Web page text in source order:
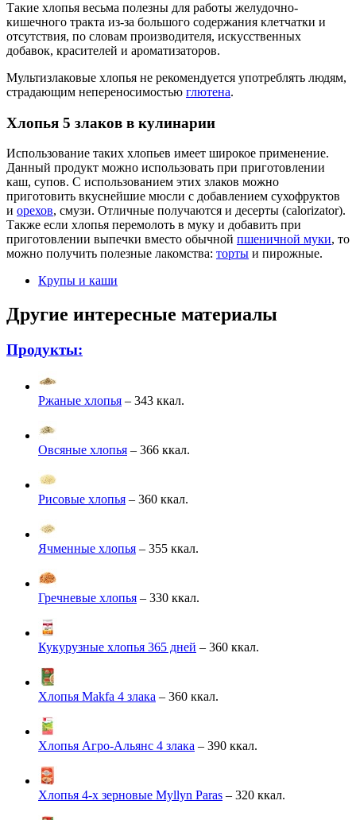
Такие хлопья весьма полезны для работы желудочно-
кишечного тракта из-за большого содержания клетчатки и
отсутствия, по словам производителя, искусственных
добавок, красителей и ароматизаторов.
Мультизлаковые хлопья не рекомендуется употреблять людям,
страдающим непереносимостью глютена.
Хлопья 5 злаков в кулинарии
Использование таких хлопьев имеет широкое применение.
Данный продукт можно использовать при приготовлении
каш, супов. С использованием этих злаков можно
приготовить вкуснейшие мюсли с добавлением сухофруктов
и орехов, смузи. Отличные получаются и десерты (calorizator).
Также если хлопья перемолоть в муку и добавить при
приготовлении выпечки вместо обычной пшеничной муки, то
можно получить полезные лакомства: торты и пирожные.
Крупы и каши
Другие интересные материалы
Продукты:
Ржаные хлопья – 343 ккал.
Овсяные хлопья – 366 ккал.
Рисовые хлопья – 360 ккал.
Ячменные хлопья – 355 ккал.
Гречневые хлопья – 330 ккал.
Кукурузные хлопья 365 дней – 360 ккал.
Хлопья Makfa 4 злака – 360 ккал.
Хлопья Агро-Альянс 4 злака – 390 ккал.
Хлопья 4-х зерновые Myllyn Paras – 320 ккал.